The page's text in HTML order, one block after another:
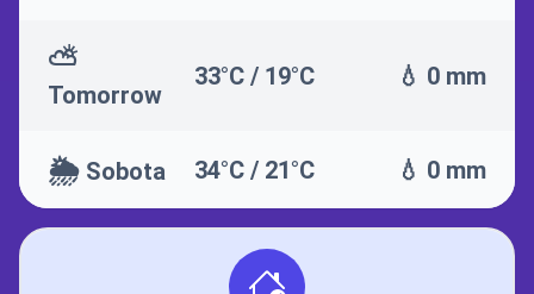
⛅
Tomorrow
33°C / 19°C 💧 0 mm
🌦️ Sobota 34°C / 21°C 💧 0 mm